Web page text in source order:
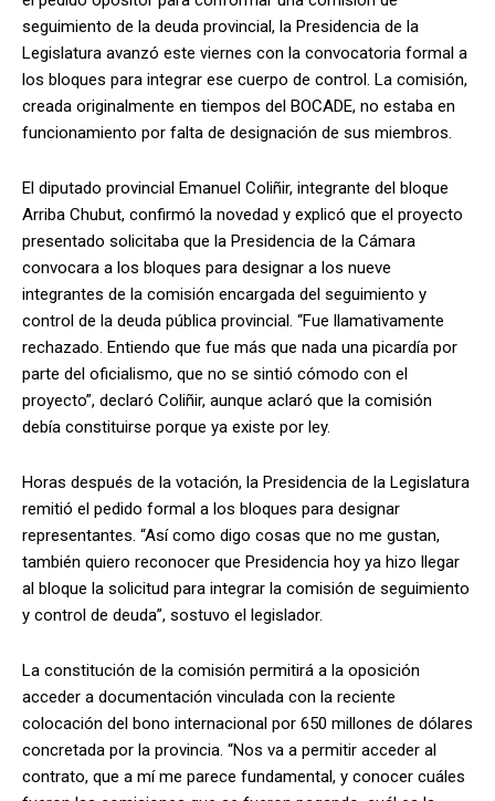
seguimiento de la deuda provincial, la Presidencia de la
Legislatura avanzó este viernes con la convocatoria formal a
los bloques para integrar ese cuerpo de control. La comisión,
creada originalmente en tiempos del BOCADE, no estaba en
funcionamiento por falta de designación de sus miembros.
El diputado provincial Emanuel Coliñir, integrante del bloque
Arriba Chubut, confirmó la novedad y explicó que el proyecto
presentado solicitaba que la Presidencia de la Cámara
convocara a los bloques para designar a los nueve
integrantes de la comisión encargada del seguimiento y
control de la deuda pública provincial. “Fue llamativamente
rechazado. Entiendo que fue más que nada una picardía por
parte del oficialismo, que no se sintió cómodo con el
proyecto”, declaró Coliñir, aunque aclaró que la comisión
debía constituirse porque ya existe por ley.
Horas después de la votación, la Presidencia de la Legislatura
remitió el pedido formal a los bloques para designar
representantes. “Así como digo cosas que no me gustan,
también quiero reconocer que Presidencia hoy ya hizo llegar
al bloque la solicitud para integrar la comisión de seguimiento
y control de deuda”, sostuvo el legislador.
La constitución de la comisión permitirá a la oposición
acceder a documentación vinculada con la reciente
colocación del bono internacional por 650 millones de dólares
concretada por la provincia. “Nos va a permitir acceder al
contrato, que a mí me parece fundamental, y conocer cuáles